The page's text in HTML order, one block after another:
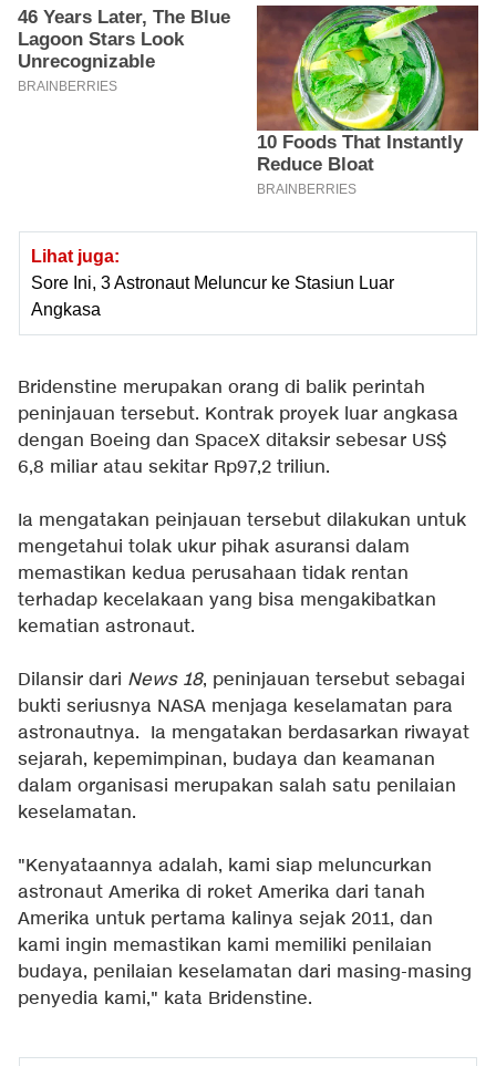
Lihat juga:
Sore Ini, 3 Astronaut Meluncur ke Stasiun Luar
Angkasa
Bridenstine merupakan orang di balik perintah
peninjauan tersebut. Kontrak proyek luar angkasa
dengan Boeing dan SpaceX ditaksir sebesar US$
6,8 miliar atau sekitar Rp97,2 triliun.
Ia mengatakan peinjauan tersebut dilakukan untuk
mengetahui tolak ukur pihak asuransi dalam
memastikan kedua perusahaan tidak rentan
terhadap kecelakaan yang bisa mengakibatkan
kematian astronaut.
Dilansir dari News 18, peninjauan tersebut sebagai
bukti seriusnya NASA menjaga keselamatan para
astronautnya. Ia mengatakan berdasarkan riwayat
sejarah, kepemimpinan, budaya dan keamanan
dalam organisasi merupakan salah satu penilaian
keselamatan.
"Kenyataannya adalah, kami siap meluncurkan
astronaut Amerika di roket Amerika dari tanah
Amerika untuk pertama kalinya sejak 2011, dan
kami ingin memastikan kami memiliki penilaian
budaya, penilaian keselamatan dari masing-masing
penyedia kami," kata Bridenstine.